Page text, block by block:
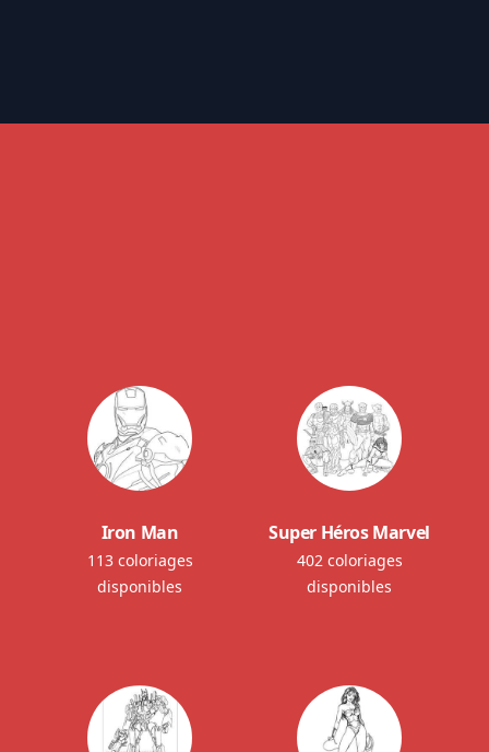
Iron Man
113 coloriages
disponibles
Super Héros Marvel
402 coloriages
disponibles